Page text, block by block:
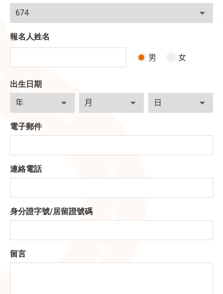
報名人姓名
男 女
出生日期
電子郵件
連絡電話
身分證字號/居留證號碼
留言